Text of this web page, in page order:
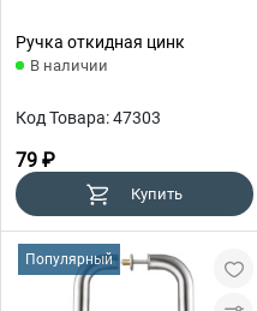
Ручка откидная цинк
В наличии
Код Товара: 47303
79 ₽
Купить
Популярный